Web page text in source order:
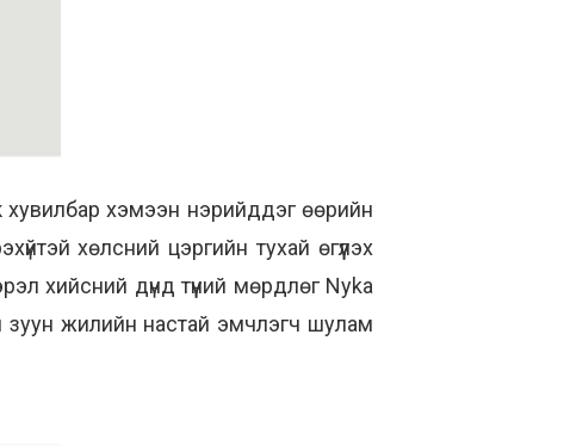
хэмээн нэрийддэг өөрийн
хөлсний цэргийн тухай өгүүлэх
хийсний дүнд түүний мөрдлөг Nyka
зуун жилийн настай эмчлэгч шулам